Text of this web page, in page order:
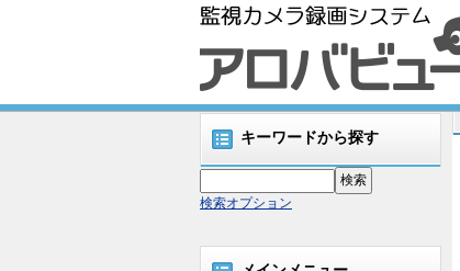
キーワードから探す
検索オプション